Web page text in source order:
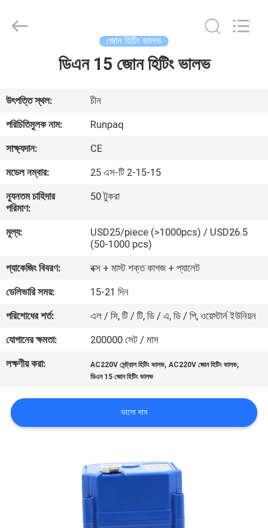
পণ্য
আমাদের
কারখানা
মান
নিয়ন্ত্রণ
যোগাযোগ
করুন
উদ্ধৃতির
জোন হিটিং ভালভ
ডিএন 15 জোন হিটিং ভালভ
উৎপত্তি স্থল:
চীন
পরিচিতিমুলক নাম:
Runpaq
সাক্ষ্যদান:
CE
মডেল নম্বার:
25 এস-টি 2-15-15
ন্যূনতম চাহিদার
পরিমাণ:
50 টুকরা
মূল্য:
USD25/piece (>1000pcs) / USD26.5
(50-1000 pcs)
প্যাকেজিং বিবরণ:
বক্স + মাস্ট শক্ত কাগজ + প্যালেট
ডেলিভারি সময়:
15-21 দিন
পরিশোধের শর্ত:
এল / সি, টি / টি, ডি / এ, ডি / পি, ওয়েস্টার্ন ইউনিয়ন
যোগানের ক্ষমতা:
200000 সেট / মাস
লক্ষণীয় করা:
AC220V সেন্ট্রাল হিটিং ভালভ,AC220V জোন হিটিং ভালভ,
ডিএন 15 জোন হিটিং ভালভ
ভালো দাম